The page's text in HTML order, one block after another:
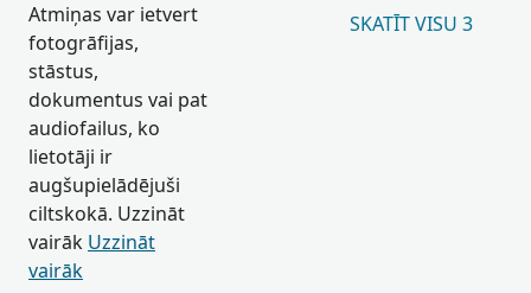
Atmiņas var ietvert
fotogrāfijas,
stāstus,
dokumentus vai pat
audiofailus, ko
lietotāji ir
augšupielādējuši
ciltskokā. Uzzināt
vairāk Uzzināt
vairāk
SKATĪT VISU 3